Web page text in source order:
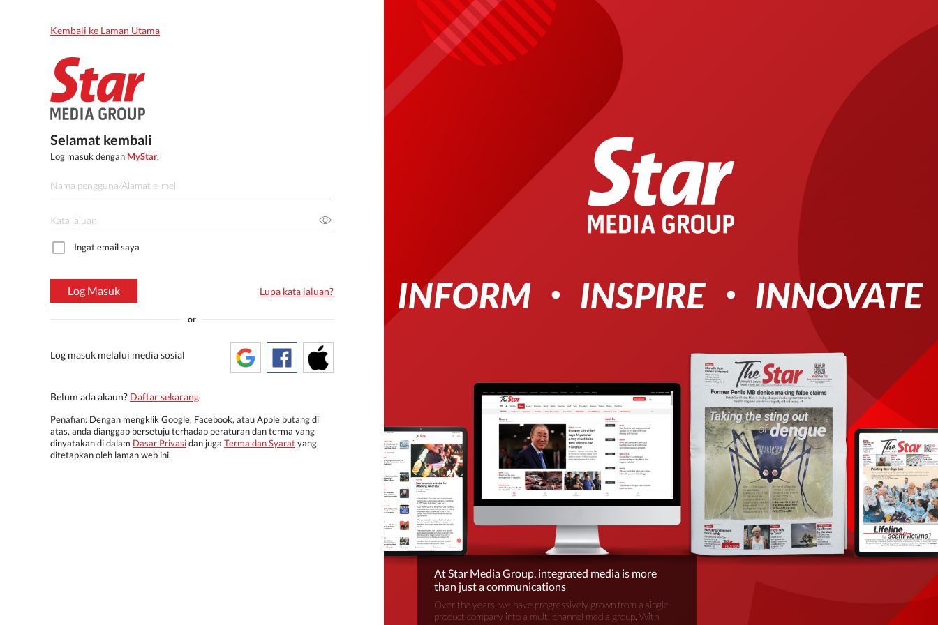
Kembali ke Laman Utama
Selamat kembali
Log masuk dengan MyStar.
Ingat email saya
Log Masuk Lupa kata laluan?
or
Log masuk melalui media sosial
Belum ada akaun? Daftar sekarang
Penafian: Dengan mengklik Google, Facebook, atau Apple butang di
atas, anda dianggap bersetuju terhadap peraturan dan terma yang
dinyatakan di dalam Dasar Privasidan juga Terma dan Syaratyang
ditetapkan oleh laman web ini.
At Star Media Group, integrated media is more
than just a communications
Over the years, we have progressively grown from a single-
product company into a multi-channel media group. With